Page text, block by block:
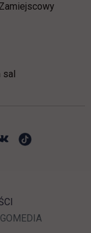
OTWIERA SIĘ W
LINK